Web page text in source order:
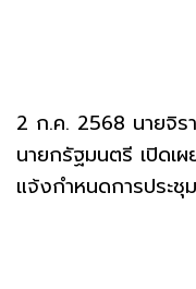
2 ก.ค. 2568 นายจิร
นายกรัฐมนตรี เปิดเ
แจ้งกำหนดการประ